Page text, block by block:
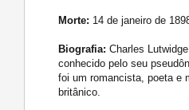
Morte: 14 de janeiro de
Biografia: Charles
conhecido pelo seu
foi um romancista, poeta e
britânico.